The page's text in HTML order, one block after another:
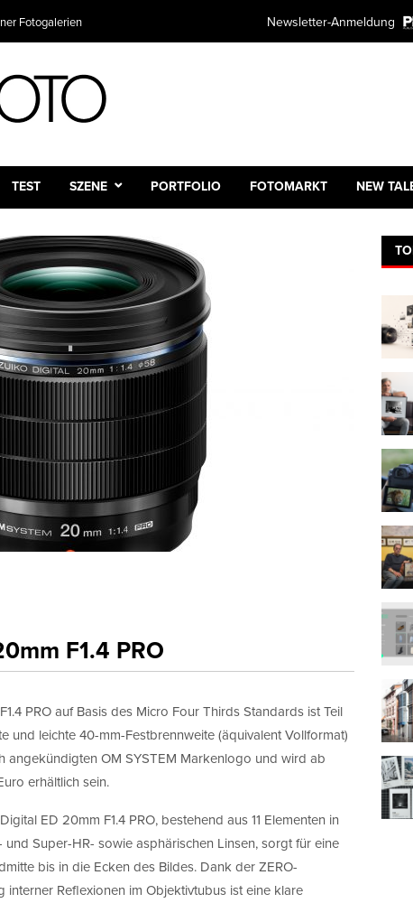
Fotogalerien Newsletter-Anmeldung
TEST SZENE PORTFOLIO FOTOMARKT NEW
F1.4 PRO
PRO auf Basis des Micro Four Thirds Standards ist Teil
und leichte 40-mm-Festbrennweite (äquivalent Vollformat)
angekündigten OM SYSTEM Markenlogo und wird ab
erhältlich sein.
ED 20mm F1.4 PRO, bestehend aus 11 Elementen in
Super-HR- sowie asphärischen Linsen, sorgt für eine
bis in die Ecken des Bildes. Dank der ZERO-
Reflexionen im Objektivtubus ist eine klare